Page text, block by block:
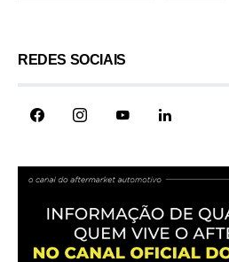
REDES SOCIAIS